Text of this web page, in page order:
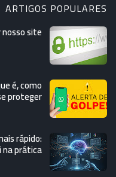
ARTIGOS POPULARES
site?
é, como
proteger
rápido:
na prática